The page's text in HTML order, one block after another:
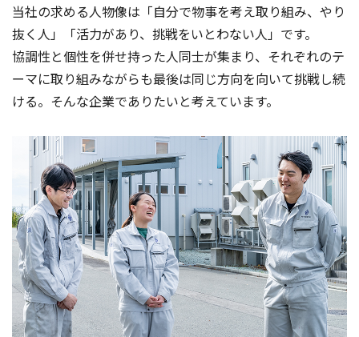
当社の求める人物像は「自分で物事を考え取り組み、やり
抜く人」「活力があり、挑戦をいとわない人」です。
協調性と個性を併せ持った人同士が集まり、それぞれのテ
ーマに取り組みながらも最後は同じ方向を向いて挑戦し続
ける。そんな企業でありたいと考えています。